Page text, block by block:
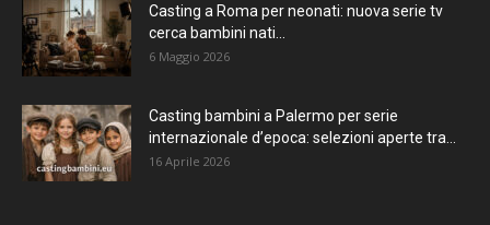
Casting a Roma per neonati: nuova serie tv
cerca bambini nati...
6 Maggio 2026
Casting bambini a Palermo per serie
internazionale d’epoca: selezioni aperte tra...
16 Aprile 2026